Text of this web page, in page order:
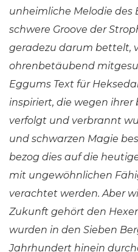
unheimliche Melodie des
schwere Groove der
geradezu darum bettelt,
ohrenbetäubend
Eggums Text für
inspiriert, die wegen
verfolgt und verbrannt
und schwarzen Magie
bezog dies auf die
mit ungewöhnlichen
verachtet werden. Aber
Zukunft gehört den
wurden in den Sieben
Jahrhundert hinein